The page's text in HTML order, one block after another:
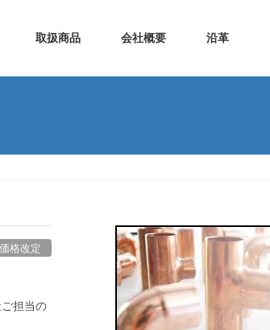
取扱商品 会社概要 沿革
価格改定
担当の